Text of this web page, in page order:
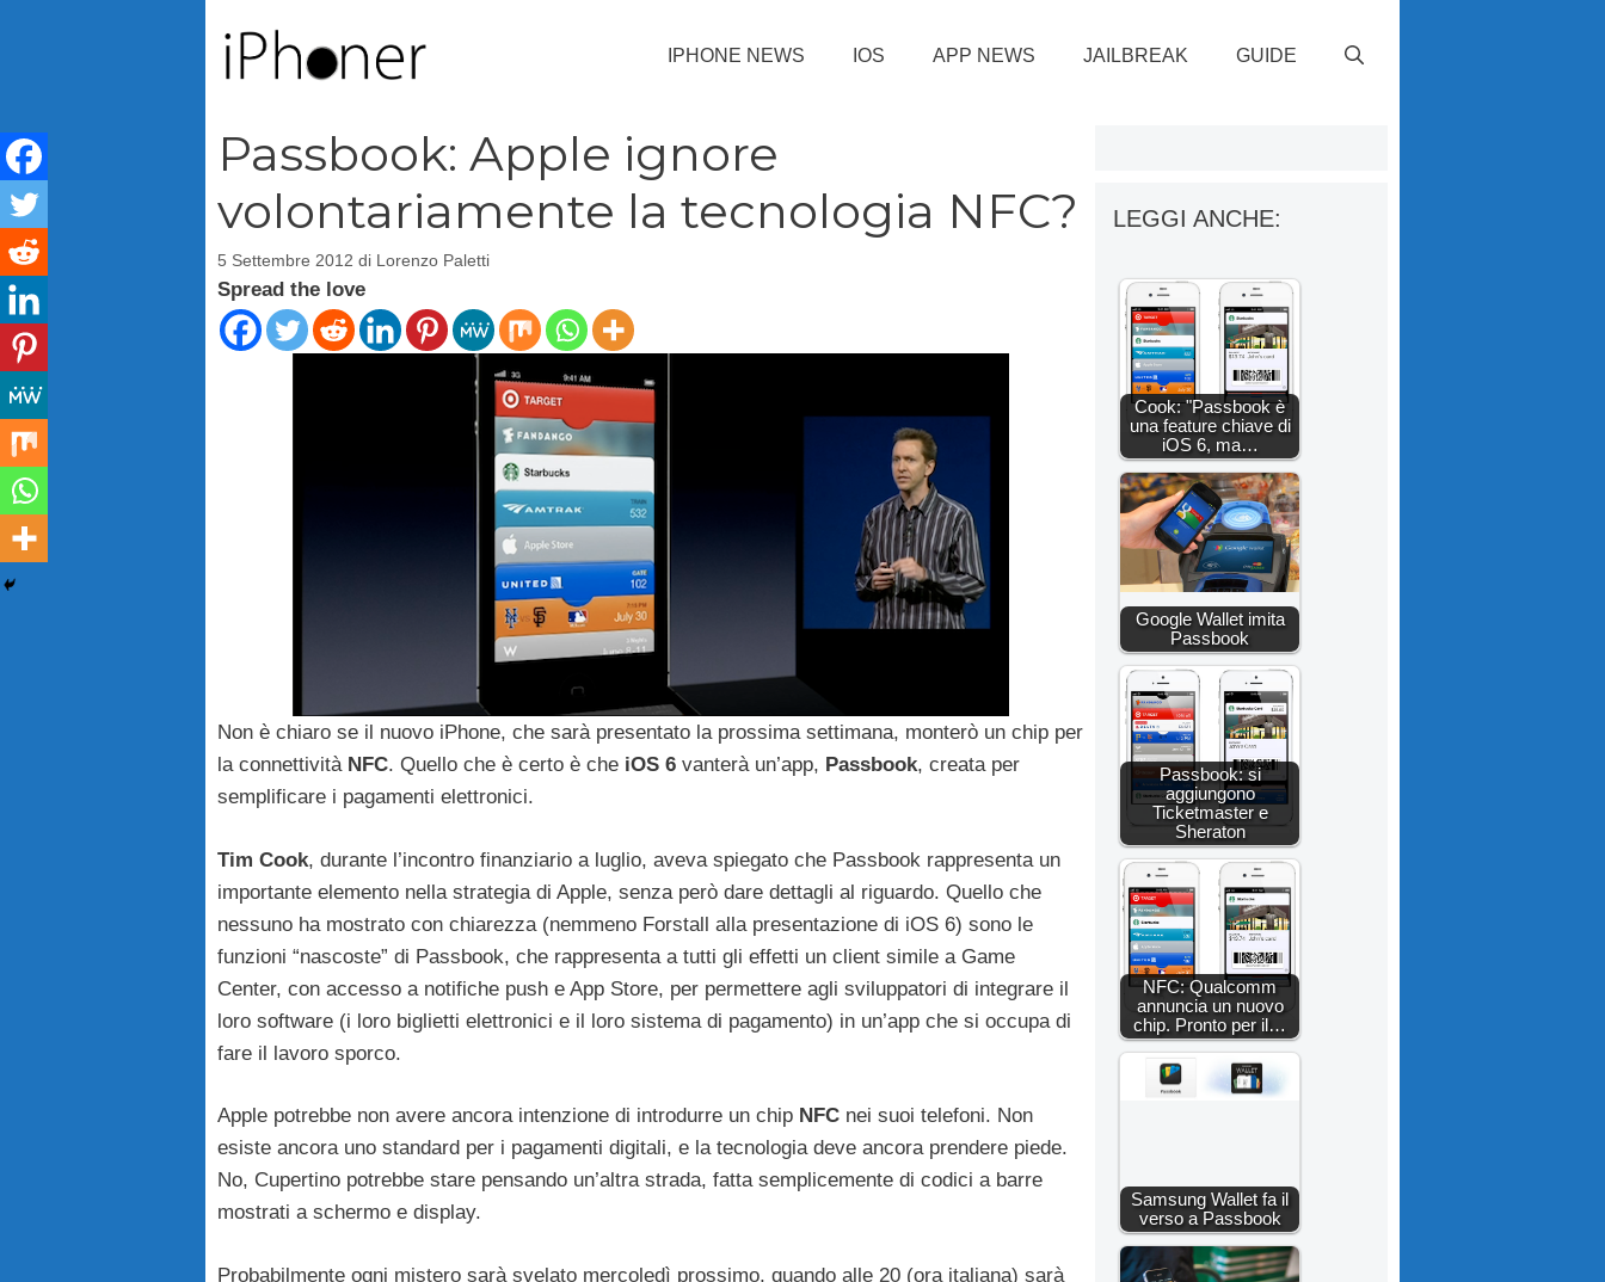
IPHONE NEWS IOS APP NEWS JAILBREAK GUIDE
Passbook: Apple ignore
volontariamente la tecnologia NFC?
5 Settembre 2012 di Lorenzo Paletti
Spread the love
Non è chiaro se il nuovo iPhone, che sarà presentato la prossima settimana, monterò un chip per
la connettività NFC. Quello che è certo è che iOS 6 vanterà un’app, Passbook, creata per
semplificare i pagamenti elettronici.
Tim Cook, durante l’incontro finanziario a luglio, aveva spiegato che Passbook rappresenta un
importante elemento nella strategia di Apple, senza però dare dettagli al riguardo. Quello che
nessuno ha mostrato con chiarezza (nemmeno Forstall alla presentazione di iOS 6) sono le
funzioni “nascoste” di Passbook, che rappresenta a tutti gli effetti un client simile a Game
Center, con accesso a notifiche push e App Store, per permettere agli sviluppatori di integrare il
loro software (i loro biglietti elettronici e il loro sistema di pagamento) in un’app che si occupa di
fare il lavoro sporco.
Apple potrebbe non avere ancora intenzione di introdurre un chip NFC nei suoi telefoni. Non
esiste ancora uno standard per i pagamenti digitali, e la tecnologia deve ancora prendere piede.
No, Cupertino potrebbe stare pensando un’altra strada, fatta semplicemente di codici a barre
mostrati a schermo e display.
Probabilmente ogni mistero sarà svelato mercoledì prossimo, quando alle 20 (ora italiana) sarà
LEGGI ANCHE:
Cook: "Passbook è
una feature chiave di
iOS 6, ma…
Google Wallet imita
Passbook
Passbook: si
aggiungono
Ticketmaster e
Sheraton
NFC: Qualcomm
annuncia un nuovo
chip. Pronto per il…
Samsung Wallet fa il
verso a Passbook